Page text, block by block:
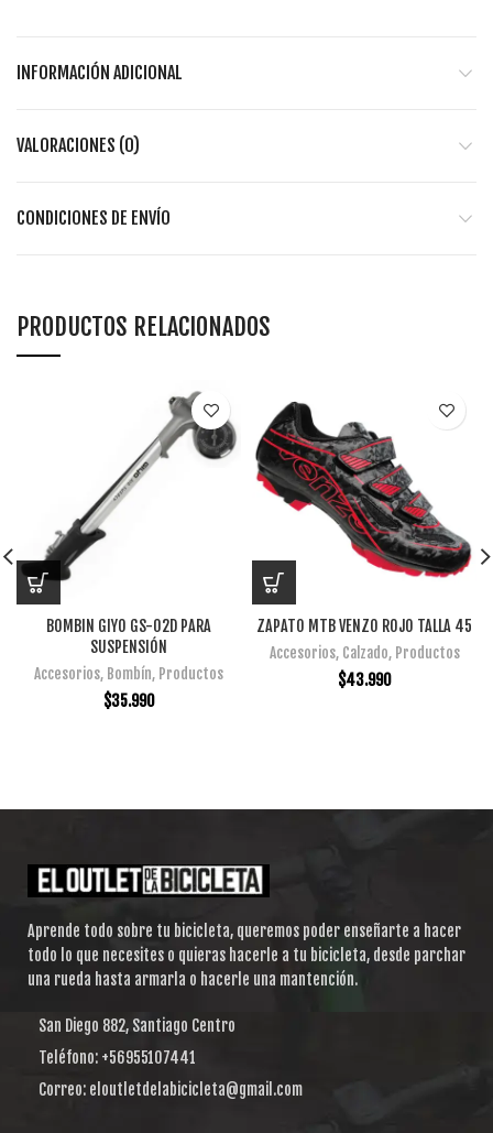
INFORMACIÓN ADICIONAL
VALORACIONES (0)
CONDICIONES DE ENVÍO
PRODUCTOS RELACIONADOS
BOMBIN GIYO GS-02D PARA
SUSPENSIÓN
Accesorios, Bombín, Productos
$35.990
ZAPATO MTB VENZO ROJO TALLA 45
Accesorios, Calzado, Productos
$43.990
Aprende todo sobre tu bicicleta, queremos poder enseñarte a hacer
todo lo que necesites o quieras hacerle a tu bicicleta, desde parchar
una rueda hasta armarla o hacerle una mantención.
San Diego 882, Santiago Centro
Teléfono: +56955107441
Correo: eloutletdelabicicleta@gmail.com